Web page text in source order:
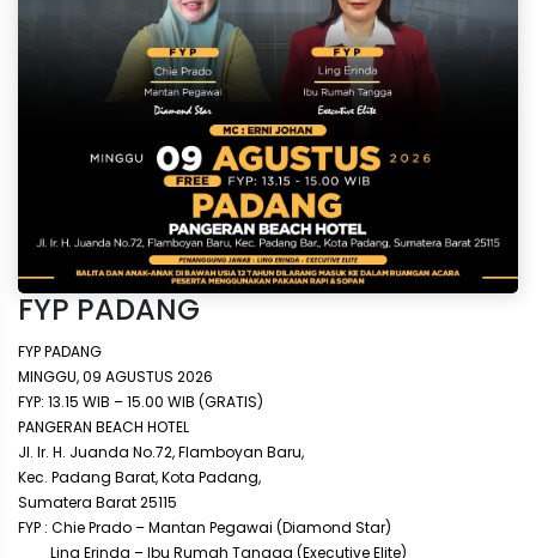
FYP PADANG
FYP PADANG
MINGGU, 09 AGUSTUS 2026
FYP: 13.15 WIB – 15.00 WIB (GRATIS)
PANGERAN BEACH HOTEL
Jl. Ir. H. Juanda No.72, Flamboyan Baru,
Kec. Padang Barat, Kota Padang,
Sumatera Barat 25115
FYP : Chie Prado – Mantan Pegawai (Diamond Star)
Ling Erinda – Ibu Rumah Tangga (Executive Elite)